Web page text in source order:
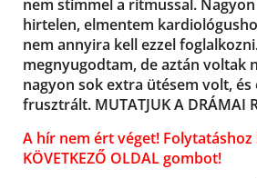
nem stimmel a ritmussal.
hirtelen, elmentem
nem annyira kell ezzel
megnyugodtam, de aztán voltak
nagyon sok extra ütésem volt, és
frusztrált. MUTATJUK A DRÁMAI
A hír nem ért véget! Folytatáshoz
KÖVETKEZŐ OLDAL gombot!